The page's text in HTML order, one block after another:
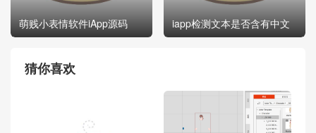
萌贱小表情软件iApp源码 iapp检测文本是否含有中文
猜你喜欢